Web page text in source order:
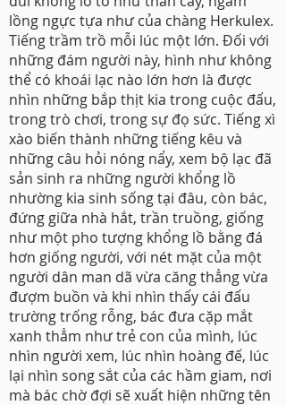
lồng ngực tựa như của chàng Herkulex.
Tiếng trầm trồ mỗi lúc một lớn. Đối với
những đám người này, hình như không
thể có khoái lạc nào lớn hơn là được
nhìn những bắp thịt kia trong cuộc đấu,
trong trò chơi, trong sự đọ sức. Tiếng xì
xào biến thành những tiếng kêu và
những câu hỏi nóng nẩy, xem bộ lạc đã
sản sinh ra những người khổng lồ
nhường kia sinh sống tại đâu, còn bác,
đứng giữa nhà hắt, trần truồng, giống
như một pho tượng khổng lồ bằng đá
hơn giống người, với nét mặt của một
người dân man dã vừa căng thẳng vừa
đượm buồn và khi nhìn thấy cái đấu
trường trống rỗng, bác đưa cặp mắt
xanh thẳm như trẻ con của mình, lúc
nhìn người xem, lúc nhìn hoàng đế, lúc
lại nhìn song sắt của các hầm giam, nơi
mà bác chờ đợi sẽ xuất hiện những tên